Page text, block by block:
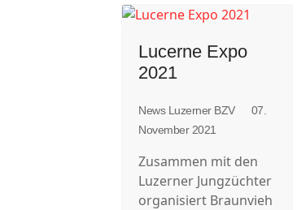
Lucerne Expo
2021
News Luzerner BZV
07.
November 2021
Zusammen mit den
Luzerner Jungzüchter
organisiert Braunvieh